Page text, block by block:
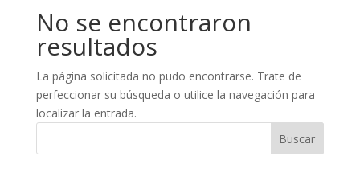
No se encontraron
resultados
La página solicitada no pudo encontrarse. Trate de
perfeccionar su búsqueda o utilice la navegación para
localizar la entrada.